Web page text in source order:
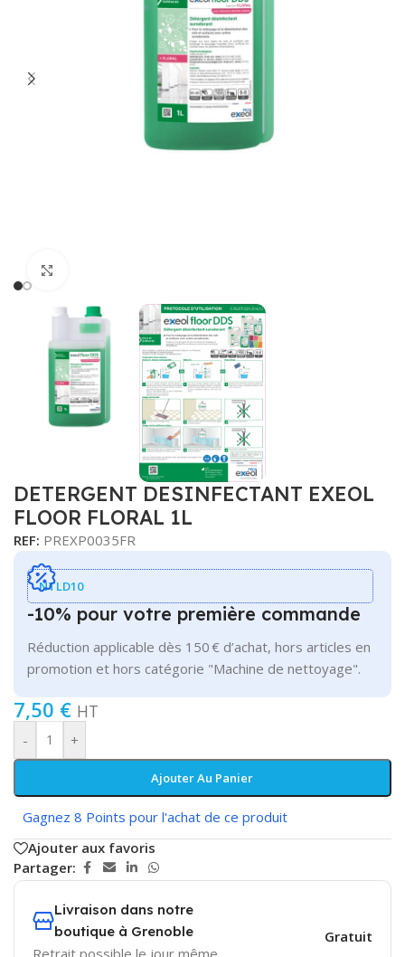
DETERGENT DESINFECTANT EXEOL
FLOOR FLORAL 1L
REF: PREXP0035FR
NTLD10
-10% pour votre première commande
Réduction applicable dès 150 € d’achat, hors articles en
promotion et hors catégorie "Machine de nettoyage".
7,50 € HT
- +
Ajouter Au Panier
Gagnez 8 Points pour l'achat de ce produit
Ajouter aux favoris
Partager:
Livraison dans notre
boutique à Grenoble
Retrait possible le jour même.
Gratuit